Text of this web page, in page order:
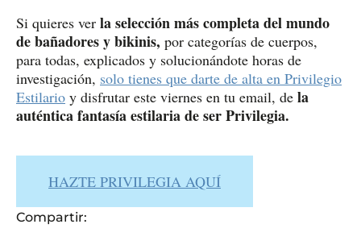
Si quieres ver la selección más completa del mundo
de bañadores y bikinis, por categorías de cuerpos,
para todas, explicados y solucionándote horas de
investigación, solo tienes que darte de alta en Privilegio
Estilario y disfrutar este viernes en tu email, de la
auténtica fantasía estilaria de ser Privilegia.
HAZTE PRIVILEGIA AQUÍ
Compartir: